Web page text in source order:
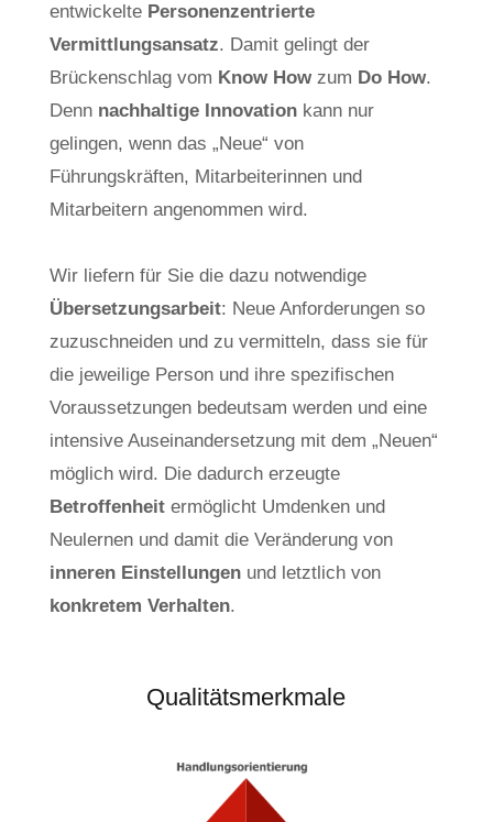
entwickelte Personenzentrierte
Vermittlungsansatz. Damit gelingt der
Brückenschlag vom Know Howzum Do How.
Denn nachhaltige Innovationkann nur
gelingen, wenn das „Neue“ von
Führungskräften, Mitarbeiterinnen und
Mitarbeitern angenommen wird.
Wir liefern für Sie die dazu notwendige
Übersetzungsarbeit: Neue Anforderungen so
zuzuschneiden und zu vermitteln, dass sie für
die jeweilige Person und ihre spezifischen
Voraussetzungen bedeutsam werden und eine
intensive Auseinandersetzung mit dem „Neuen“
möglich wird. Die dadurch erzeugte
Betroffenheitermöglicht Umdenken und
Neulernen und damit die Veränderung von
inneren Einstellungenund letztlich von
konkretem Verhalten.
Qualitätsmerkmale